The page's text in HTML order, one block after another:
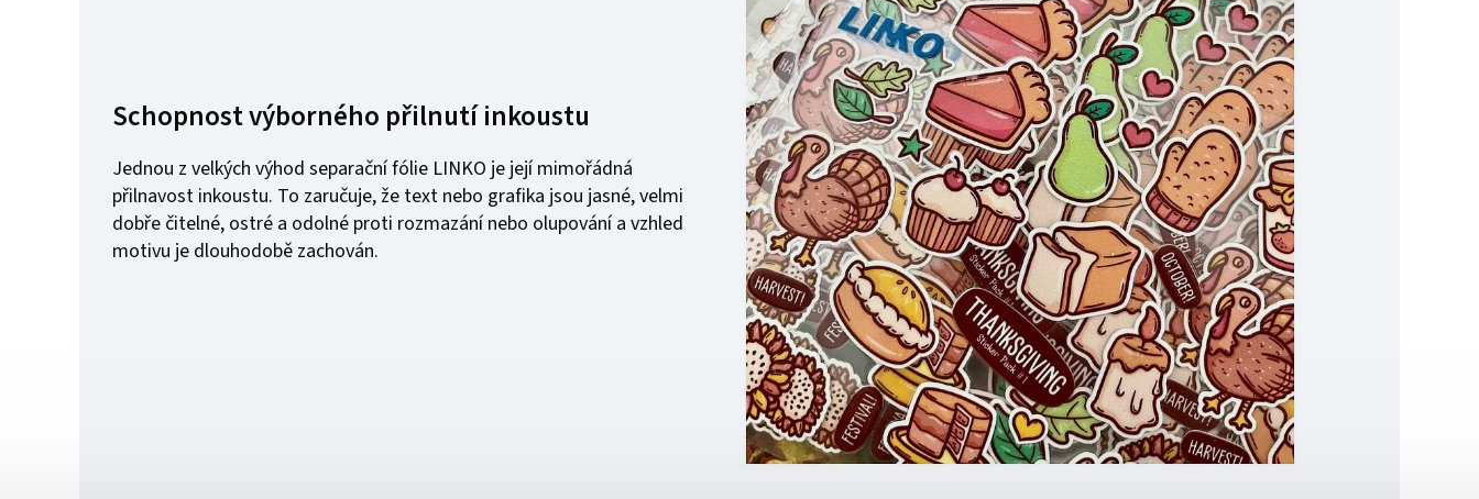
Schopnost výborného přilnutí inkoustu
Jednou z velkých výhod separační fólie LINKO je její mimořádná
přilnavost inkoustu. To zaručuje, že text nebo grafika jsou jasné, velmi
dobře čitelné, ostré a odolné proti rozmazání nebo olupování a vzhled
motivu je dlouhodobě zachován.